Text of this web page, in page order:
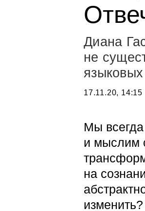
Диана
не
17.11.20, 14:15
Мы
и мыслим
на